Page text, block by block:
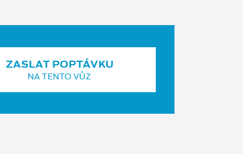
ZASLAT POPTÁVKU
NA TENTO VŮZ